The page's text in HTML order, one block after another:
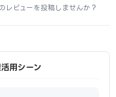
レビューを投稿しませんか？
用シーン